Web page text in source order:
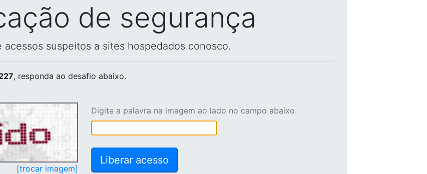
de segurança
suspeitos a sites hospedados conosco.
, responda ao desafio abaixo.
[trocar imagem]
Digite a palavra na imagem ao lado no campo abaixo